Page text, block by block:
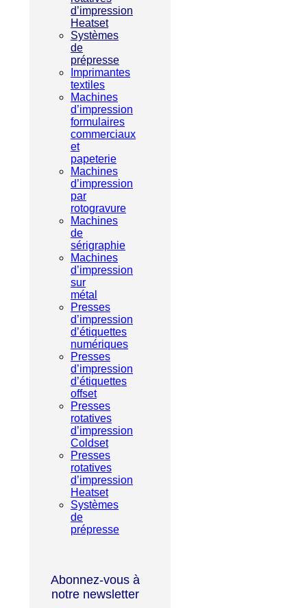
d’impression
Heatset
Systèmes
de
prépresse
Imprimantes
textiles
Machines
d’impression
formulaires
commerciaux
et
papeterie
Machines
d’impression
par
rotogravure
Machines
de
sérigraphie
Machines
d’impression
sur
métal
Presses
d’impression
d’étiquettes
numériques
Presses
d’impression
d’étiquettes
offset
Presses
rotatives
d’impression
Coldset
Presses
rotatives
d’impression
Heatset
Systèmes
de
prépresse
Abonnez-vous à
notre newsletter